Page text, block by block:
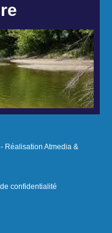
Réalisation Atmedia &
confidentialité